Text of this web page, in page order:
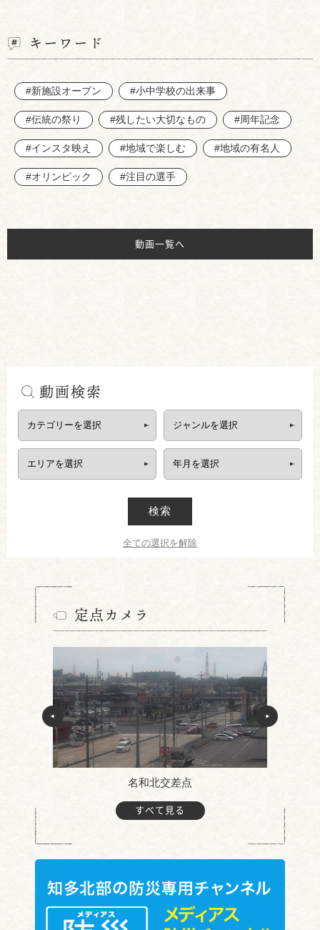
キーワード
#新施設オープン #小中学校の出来事
#伝統の祭り #残したい大切なもの #周年記念
#インスタ映え #地域で楽しむ #地域の有名人
#オリンピック #注目の選手
動画一覧へ
動画検索
検索
全ての選択を解除
定点カメラ
名和北交差点
すべて見る